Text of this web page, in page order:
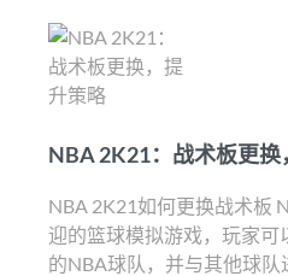
NBA 2K21：战术板更换
NBA 2K21如何更换战术板
迎的篮球模拟游戏，玩家
的NBA球队，并与其他球队